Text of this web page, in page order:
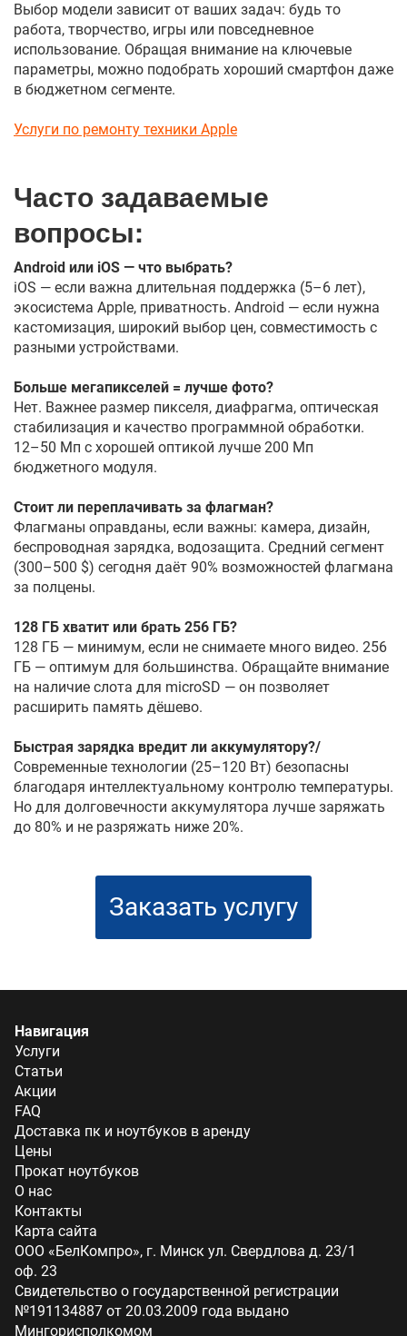
Выбор модели зависит от ваших задач: будь то
работа, творчество, игры или повседневное
использование. Обращая внимание на ключевые
параметры, можно подобрать хороший смартфон даже
в бюджетном сегменте.
Услуги по ремонту техники Apple
Часто задаваемые
вопросы:
Android или iOS — что выбрать?
iOS — если важна длительная поддержка (5–6 лет),
экосистема Apple, приватность. Android — если нужна
кастомизация, широкий выбор цен, совместимость с
разными устройствами.
Больше мегапикселей = лучше фото?
Нет. Важнее размер пикселя, диафрагма, оптическая
стабилизация и качество программной обработки.
12–50 Мп с хорошей оптикой лучше 200 Мп
бюджетного модуля.
Стоит ли переплачивать за флагман?
Флагманы оправданы, если важны: камера, дизайн,
беспроводная зарядка, водозащита. Средний сегмент
(300–500 $) сегодня даёт 90% возможностей флагмана
за полцены.
128 ГБ хватит или брать 256 ГБ?
128 ГБ — минимум, если не снимаете много видео. 256
ГБ — оптимум для большинства. Обращайте внимание
на наличие слота для microSD — он позволяет
расширить память дёшево.
Быстрая зарядка вредит ли аккумулятору?/
Современные технологии (25–120 Вт) безопасны
благодаря интеллектуальному контролю температуры.
Но для долговечности аккумулятора лучше заряжать
до 80% и не разряжать ниже 20%.
Заказать услугу
ООО «БелКомпро», г. Минск ул. Свердлова д. 23/1
оф. 23
Свидетельство о государственной регистрации
№191134887 от 20.03.2009 года выдано
Мингорисполкомом
Навигация
Услуги
Статьи
Акции
FAQ
Доставка пк и ноутбуков в аренду
Цены
Прокат ноутбуков
О нас
Контакты
Карта сайта